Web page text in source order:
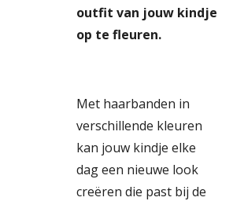
outfit van jouw kindje
op te fleuren.
Met haarbanden in
verschillende kleuren
kan jouw kindje elke
dag een nieuwe look
creëren die past bij de